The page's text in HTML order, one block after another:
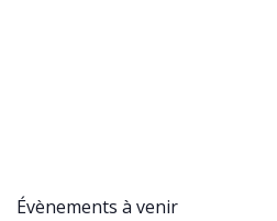
Évènements à venir